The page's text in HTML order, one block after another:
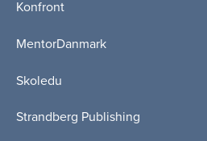
Konfront
MentorDanmark
Skoledu
Strandberg Publishing